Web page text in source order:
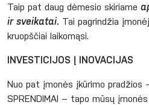
Taip pat daug dėmesio skiriame
ir sveikatai. Tai pagrindžia
kruopščiai laikomąsi.
INVESTICIJOS Į INOVACIJAS
Nuo pat įmonės įkūrimo pradžios
SPRENDIMAI – tapo mūsų